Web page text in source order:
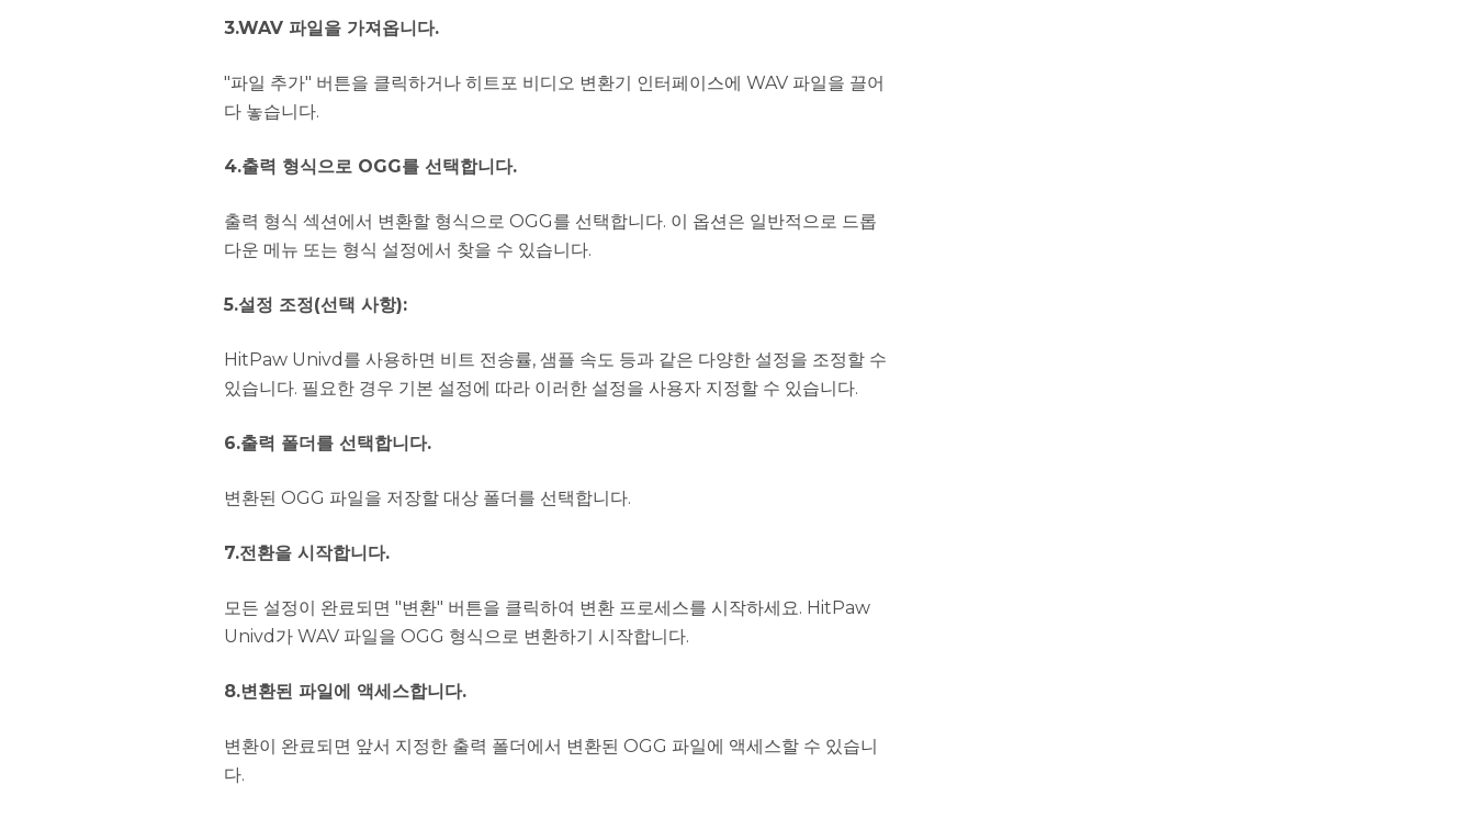
3.WAV 파일을 가져옵니다.
"파일 추가" 버튼을 클릭하거나 히트포 비디오 변환기 인터페이스에 WAV 파일을 끌어
다 놓습니다.
4.출력 형식으로 OGG를 선택합니다.
출력 형식 섹션에서 변환할 형식으로 OGG를 선택합니다. 이 옵션은 일반적으로 드롭
다운 메뉴 또는 형식 설정에서 찾을 수 있습니다.
5.설정 조정(선택 사항):
HitPaw Univd를 사용하면 비트 전송률, 샘플 속도 등과 같은 다양한 설정을 조정할 수
있습니다. 필요한 경우 기본 설정에 따라 이러한 설정을 사용자 지정할 수 있습니다.
6.출력 폴더를 선택합니다.
변환된 OGG 파일을 저장할 대상 폴더를 선택합니다.
7.전환을 시작합니다.
모든 설정이 완료되면 "변환" 버튼을 클릭하여 변환 프로세스를 시작하세요. HitPaw
Univd가 WAV 파일을 OGG 형식으로 변환하기 시작합니다.
8.변환된 파일에 액세스합니다.
변환이 완료되면 앞서 지정한 출력 폴더에서 변환된 OGG 파일에 액세스할 수 있습니
다.